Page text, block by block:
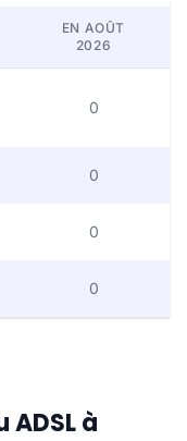
EN AOÛT
2026
0
0
0
0
à